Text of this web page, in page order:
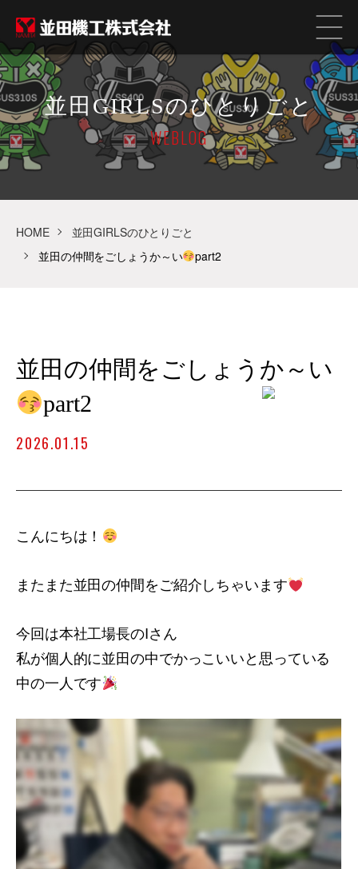
並田GIRLSのひとりごと
WEBLOG
HOME
並田GIRLSのひとりごと
並田の仲間をごしょうか～い
part2
並田の仲間をごしょうか～い
part2
2026.01.15
こんにちは！
またまた並田の仲間をご紹介しちゃいます
今回は本社工場長のIさん
私が個人的に並田の中でかっこいいと思っている
中の一人です